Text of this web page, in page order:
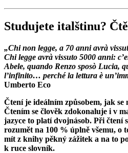
Studujete italštinu?
„Chi non legge, a 70 anni avrà
Chi legge avrà vissuto 5000 anni:
Abele, quando Renzo sposò Lucia,
l’infinito… perché la lettura è
Umberto Eco
Čtení je ideálním způsobem, jak se
Čtením se člověk zdokonaluje i v
jazyce to platí dvojnásob. Při čtení
rozumět na 100 % úplně všemu, o
mít z knihy pěkný zážitek a na to
k ruce slovník.